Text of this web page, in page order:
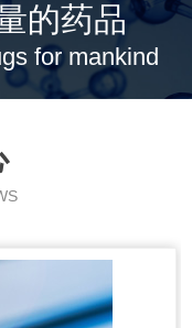
的药品
for mankind